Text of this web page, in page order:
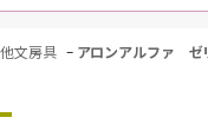
文房具 - アロンアルファ ゼ